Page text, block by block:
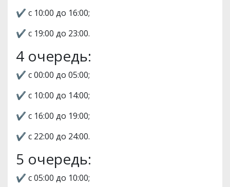
✔️ с 10:00 до 16:00;
✔️ с 19:00 до 23:00.
4 очередь:
✔️ с 00:00 до 05:00;
✔️ с 10:00 до 14:00;
✔️ с 16:00 до 19:00;
✔️ с 22:00 до 24:00.
5 очередь:
✔️ с 05:00 до 10:00;